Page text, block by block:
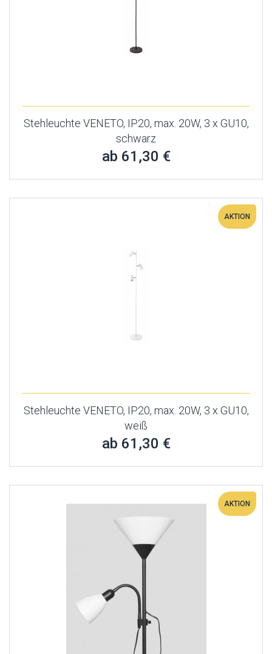
Stehleuchte VENETO, IP20, max. 20W, 3 x GU10,
schwarz
ab 61,30 €
AKTION
Stehleuchte VENETO, IP20, max. 20W, 3 x GU10,
weiß
ab 61,30 €
AKTION